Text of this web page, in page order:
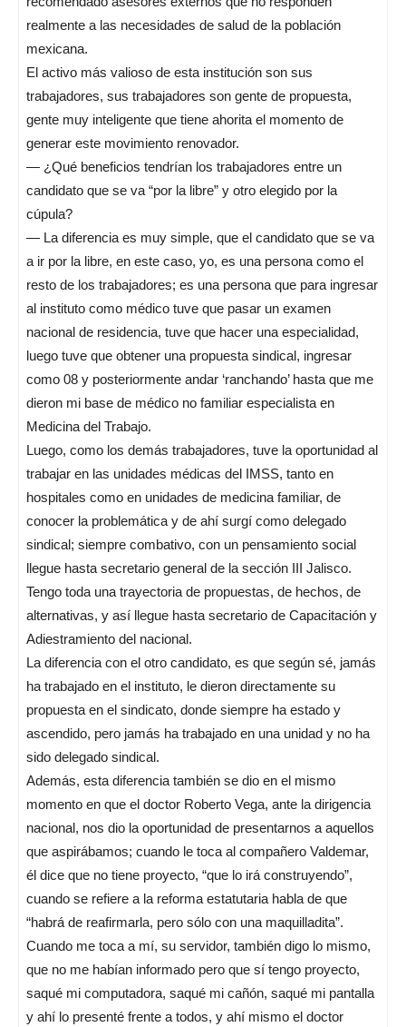
realmente a las necesidades de salud de la población
mexicana.
El activo más valioso de esta institución son sus
trabajadores, sus trabajadores son gente de propuesta,
gente muy inteligente que tiene ahorita el momento de
generar este movimiento renovador.
— ¿Qué beneficios tendrían los trabajadores entre un
candidato que se va “por la libre” y otro elegido por la
cúpula?
— La diferencia es muy simple, que el candidato que se va
a ir por la libre, en este caso, yo, es una persona como el
resto de los trabajadores; es una persona que para ingresar
al instituto como médico tuve que pasar un examen
nacional de residencia, tuve que hacer una especialidad,
luego tuve que obtener una propuesta sindical, ingresar
como 08 y posteriormente andar ‘ranchando’ hasta que me
dieron mi base de médico no familiar especialista en
Medicina del Trabajo.
Luego, como los demás trabajadores, tuve la oportunidad al
trabajar en las unidades médicas del IMSS, tanto en
hospitales como en unidades de medicina familiar, de
conocer la problemática y de ahí surgí como delegado
sindical; siempre combativo, con un pensamiento social
llegue hasta secretario general de la sección III Jalisco.
Tengo toda una trayectoria de propuestas, de hechos, de
alternativas, y así llegue hasta secretario de Capacitación y
Adiestramiento del nacional.
La diferencia con el otro candidato, es que según sé, jamás
ha trabajado en el instituto, le dieron directamente su
propuesta en el sindicato, donde siempre ha estado y
ascendido, pero jamás ha trabajado en una unidad y no ha
sido delegado sindical.
Además, esta diferencia también se dio en el mismo
momento en que el doctor Roberto Vega, ante la dirigencia
nacional, nos dio la oportunidad de presentarnos a aquellos
que aspirábamos; cuando le toca al compañero Valdemar,
él dice que no tiene proyecto, “que lo irá construyendo”,
cuando se refiere a la reforma estatutaria habla de que
“habrá de reafirmarla, pero sólo con una maquilladita”.
Cuando me toca a mí, su servidor, también digo lo mismo,
que no me habían informado pero que sí tengo proyecto,
saqué mi computadora, saqué mi cañón, saqué mi pantalla
y ahí lo presenté frente a todos, y ahí mismo el doctor